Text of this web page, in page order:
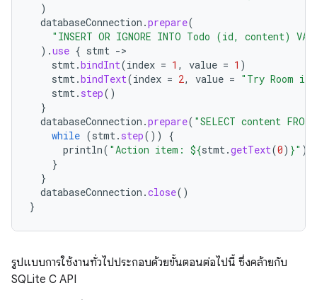
)
databaseConnection .prepare(
"INSERT OR IGNORE INTO Todo (id, content)
).use { stmt -
stmt.bindInt(index = 1 , value = 1 )
stmt.bindText(index = 2, value = "Try Room
stmt. step()
}
databaseConnection .prepare( "SELECT content
while (stmt. step())
{
println( "Action item: ${stmt.getText(0) }" )
}
}
databaseConnection .close()
}
รูปแบบการใช้งานทั่วไปประกอบด้วยขั้นตอนต่อไปนี้ ซึ่งคล้ายกับ
SQLite C API